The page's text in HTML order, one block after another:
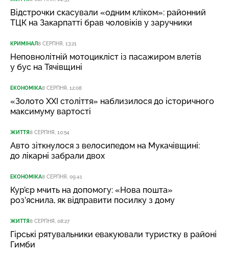
Відстрочки скасували «одним кліком»: районний
ТЦК на Закарпатті брав чоловіків у заручники
КРИМІНАЛ8 СЕРПНЯ, 13:21
Неповнолітній мотоцикліст із пасажиром влетів
у бус на Тячівщині
ЕКОНОМІКА8 СЕРПНЯ, 12:08
«Золото XXI століття» наблизилося до історичного
максимуму вартості
ЖИТТЯ8 СЕРПНЯ, 10:54
Авто зіткнулося з велосипедом на Мукачівщині:
до лікарні забрали двох
ЕКОНОМІКА8 СЕРПНЯ, 09:41
Кур’єр мчить на допомогу: «Нова пошта»
роз’яснила, як відправити посилку з дому
ЖИТТЯ8 СЕРПНЯ, 08:27
Гірські рятувальники евакуювали туристку в районі
Гимби